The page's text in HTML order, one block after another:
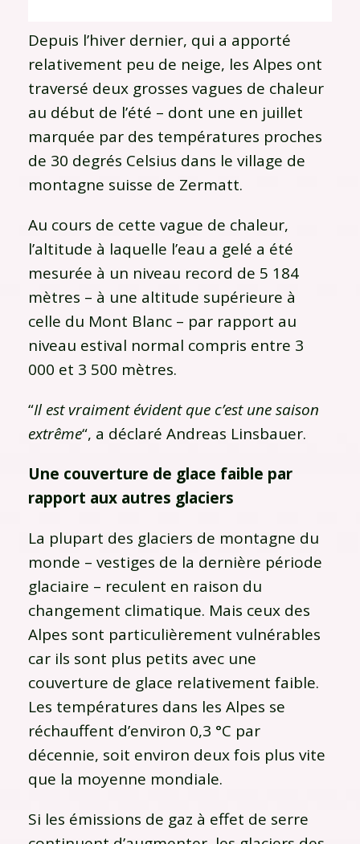
Depuis l’hiver dernier, qui a apporté
relativement peu de neige, les Alpes ont
traversé deux grosses vagues de chaleur
au début de l’été – dont une en juillet
marquée par des températures proches
de 30 degrés Celsius dans le village de
montagne suisse de Zermatt.
Au cours de cette vague de chaleur,
l’altitude à laquelle l’eau a gelé a été
mesurée à un niveau record de 5 184
mètres – à une altitude supérieure à
celle du Mont Blanc – par rapport au
niveau estival normal compris entre 3
000 et 3 500 mètres.
“Il est vraiment évident que c’est une saison
extrême“, a déclaré Andreas Linsbauer.
Une couverture de glace faible par
rapport aux autres glaciers
La plupart des glaciers de montagne du
monde – vestiges de la dernière période
glaciaire – reculent en raison du
changement climatique. Mais ceux des
Alpes sont particulièrement vulnérables
car ils sont plus petits avec une
couverture de glace relativement faible.
Les températures dans les Alpes se
réchauffent d’environ 0,3 °C par
décennie, soit environ deux fois plus vite
que la moyenne mondiale.
Si les émissions de gaz à effet de serre